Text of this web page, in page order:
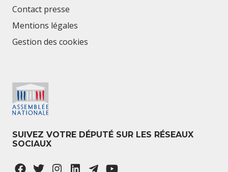
Contact presse
Mentions légales
Gestion des cookies
SUIVEZ VOTRE DÉPUTÉ SUR LES RÉSEAUX
SOCIAUX